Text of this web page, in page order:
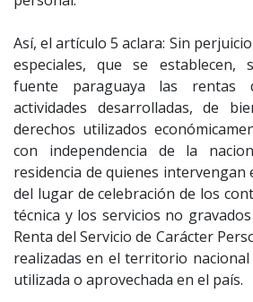
Así, el artículo 5 aclara: Sin
especiales, que se establecen,
fuente paraguaya las rentas
actividades desarrolladas, de
derechos utilizados
con independencia de la
residencia de quienes intervengan
del lugar de celebración de los
técnica y los servicios no
Renta del Servicio de Carácter
realizadas en el territorio nacional
utilizada o aprovechada en